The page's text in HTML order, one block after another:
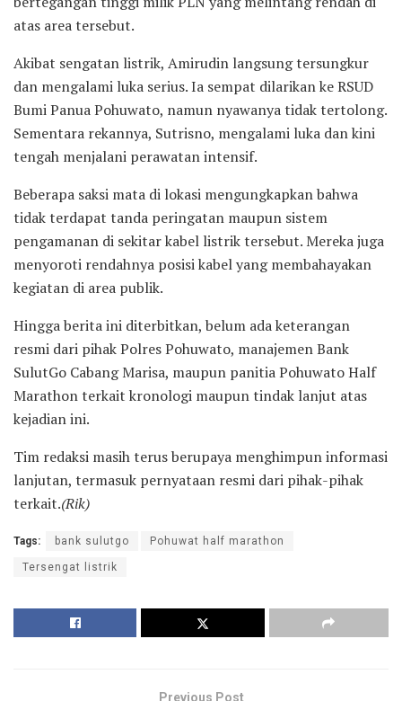
atas area tersebut.
Akibat sengatan listrik, Amirudin langsung tersungkur
dan mengalami luka serius. Ia sempat dilarikan ke RSUD
Bumi Panua Pohuwato, namun nyawanya tidak tertolong.
Sementara rekannya, Sutrisno, mengalami luka dan kini
tengah menjalani perawatan intensif.
Beberapa saksi mata di lokasi mengungkapkan bahwa
tidak terdapat tanda peringatan maupun sistem
pengamanan di sekitar kabel listrik tersebut. Mereka juga
menyoroti rendahnya posisi kabel yang membahayakan
kegiatan di area publik.
Hingga berita ini diterbitkan, belum ada keterangan
resmi dari pihak Polres Pohuwato, manajemen Bank
SulutGo Cabang Marisa, maupun panitia Pohuwato Half
Marathon terkait kronologi maupun tindak lanjut atas
kejadian ini.
Tim redaksi masih terus berupaya menghimpun informasi
lanjutan, termasuk pernyataan resmi dari pihak-pihak
terkait.(Rik)
Tags: bank sulutgo Pohuwat half marathon
Tersengat listrik
Previous Post